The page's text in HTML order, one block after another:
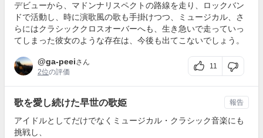
デビューから、マドンナリスペクトの路線を走り、ロックバン
ドで活動し、時に演歌風の歌も手掛けつつ、ミュージカル、さ
らにはクラシッククロスオーバーへも、生き急いで走っていっ
てしまった彼女のような存在は、今後も出てこないでしょう。
@ga-peeiさん
2位の評価
11
歌を愛し続けた早世の歌姫
アイドルとしてだけでなくミュージカル・クラシック音楽にも
挑戦し、
報告